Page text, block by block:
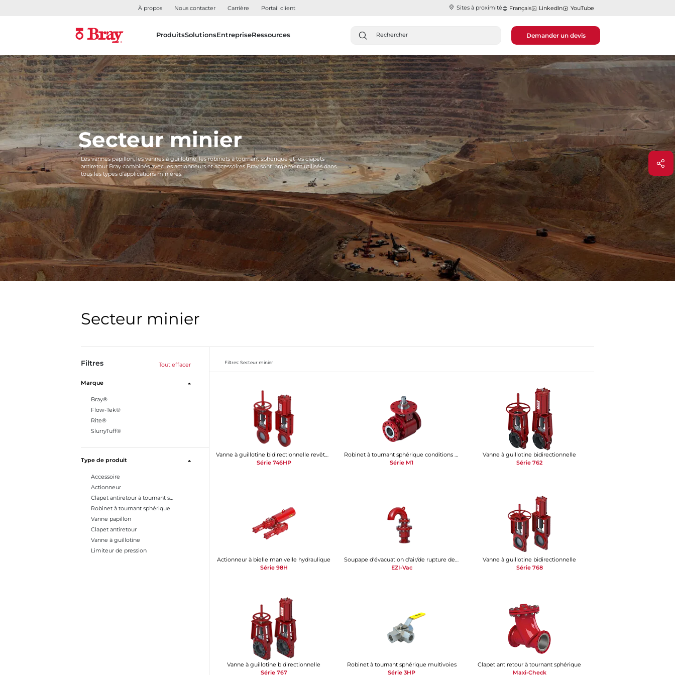
À propos Nous contacter Carrière Portail client Sites à proximité Français LinkedIn YouTube
ProduitsSolutionsEntrepriseRessources Demander un devis
Secteur minier
Les vannes papillon, les vannes à guillotine, les robinets à tournant sphérique et les clapets
antiretour Bray combinés avec les actionneurs et accessoires Bray sont largement utilisés dans
tous les types d'applications minières.
Secteur minier
Filtres Tout effacer
Marque
Bray®
Flow-Tek®
Rite®
SlurryTuff®
Type de produit
Accessoire
Actionneur
Clapet antiretour à tournant sphérique
Robinet à tournant sphérique
Vanne papillon
Clapet antiretour
Vanne à guillotine
Limiteur de pression
Filtres: Secteur minier
Série 746HP
Série M1
Vanne à guillotine bidirectionnelle
Série 762
Actionneur à bielle manivelle hydraulique
Série 98H
EZI-Vac
Vanne à guillotine bidirectionnelle
Série 768
Vanne à guillotine bidirectionnelle
Série 767
Robinet à tournant sphérique multivoies
Série 3HP
Clapet antiretour à tournant sphérique
Maxi-Check